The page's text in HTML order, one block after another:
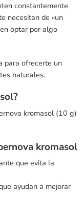
constantemente
necesitan de «un
optar por algo
para ofrecerte un
naturales.
kromasol (10 g)
kromasol
que evita la
ayudan a mejorar